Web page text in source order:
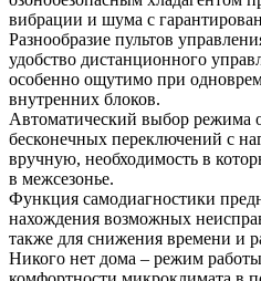
вибрации и шума с
Разнообразие пультов
удобство дистанционного
особенно ощутимо при
внутренних блоков.
Автоматический выбор режима
бесконечных переключений с
вручную, необходимость в
в межсезонье.
Функция самодиагностики
нахождения возможных
также для снижения времени и
Никого нет дома – режим